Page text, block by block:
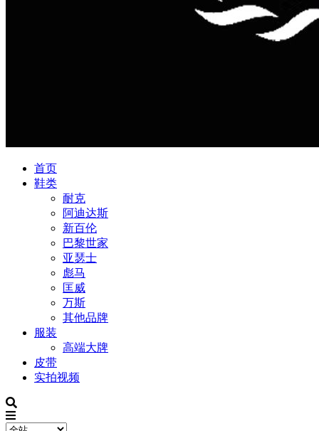
首页
鞋类
耐克
阿迪达斯
新百伦
巴黎世家
亚瑟士
彪马
匡威
万斯
其他品牌
服装
高端大牌
皮带
实拍视频